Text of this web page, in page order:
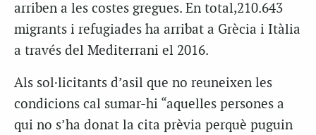
arriben a les costes gregues. En total,210.643
migrants i refugiades ha arribat a Grècia i Itàlia
a través del Mediterrani el 2016.
Als sol·licitants d’asil que no reuneixen les
condicions cal sumar-hi “aquelles persones a
qui no s’ha donat la cita prèvia perquè puguin